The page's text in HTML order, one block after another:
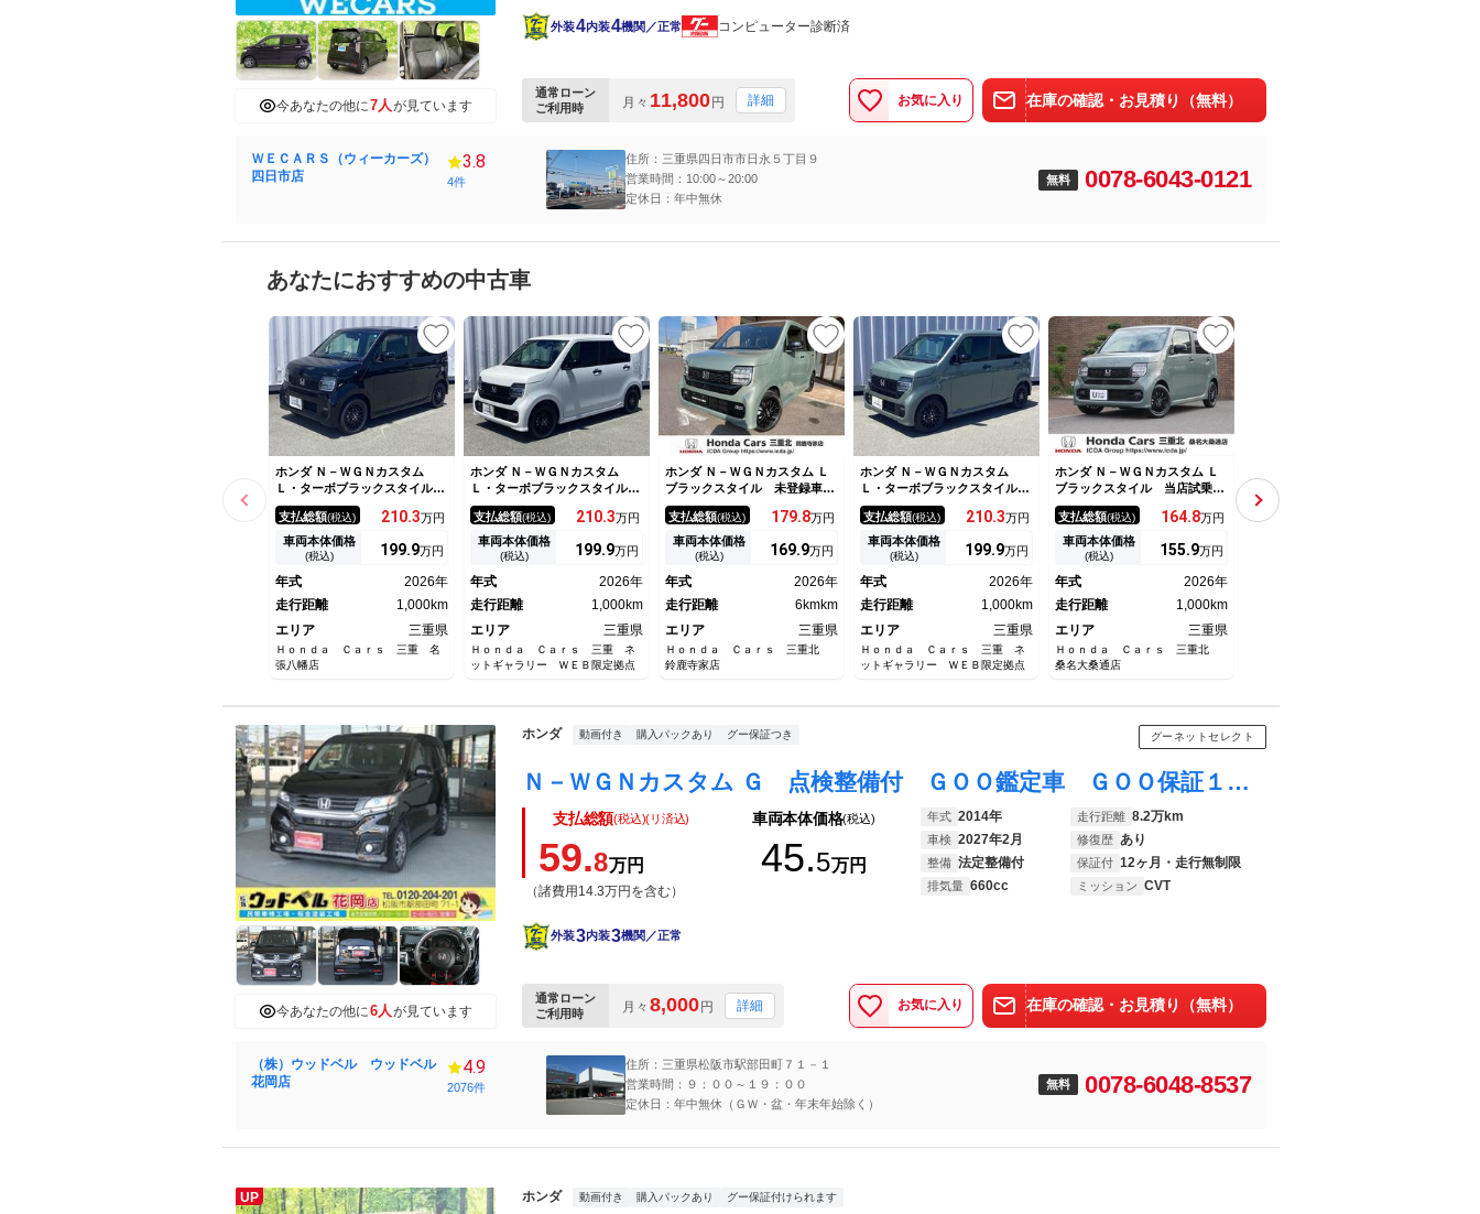
今あなたの他に7人が見ています
外装4内装4機関／正常 コンピューター診断済
通常ローン
ご利用時
月々 11,800円 詳細 お気に入り 在庫の確認・お見積り（無料）
ＷＥＣＡＲＳ（ウィーカーズ）
四日市店
3.8
4件
住所：三重県四日市市日永５丁目９
営業時間：10:00～20:00
定休日：年中無休
無料 0078-6043-0121
あなたにおすすめの中古車
ホンダ Ｎ－ＷＧＮカスタム
Ｌ・ターボブラックスタイル
当社 試乗車 ＬＥＤヘッドラ
イト シートヒーター バック
カメラ オートエアコン 衝突
軽減ブレーキ スマートキー
コントロール
支払総額(税込) 210.3万円
車両本体価格
(税込) 199.9万円
年式
2026年
走行距離
1,000km
エリア
三重県
Ｈｏｎｄａ Ｃａｒｓ 三重 名
張八幡店
ホンダ Ｎ－ＷＧＮカスタム
Ｌ・ターボブラックスタイル
当社 試乗車 ＬＥＤヘッドラ
イト シートヒーター バック
カメラ オートエアコン 衝突
軽減ブレーキ スマートキー
コントロール
支払総額(税込) 210.3万円
車両本体価格
(税込) 199.9万円
年式
2026年
走行距離
1,000km
エリア
三重県
Ｈｏｎｄａ Ｃａｒｓ 三重 ネ
ットギャラリー ＷＥＢ限定拠点
ホンダ Ｎ－ＷＧＮカスタム Ｌ
ブラックスタイル 未登録車
ＢＬＡＣＫ ＳＴＹＬＥ専用エ
クステリア １４インチ専用ア
ルミ 運転席、助手席シートヒ
ーター 電子パーキング ７イ
シング サイドエアバック 運
転席ハイトアジャスタ
支払総額(税込) 179.8万円
車両本体価格
(税込) 169.9万円
年式
2026年
走行距離
6kmkm
エリア
三重県
Ｈｏｎｄａ Ｃａｒｓ 三重北
鈴鹿寺家店
ホンダ Ｎ－ＷＧＮカスタム
Ｌ・ターボブラックスタイル
当社 試乗車 ＬＥＤヘッドラ
イト シートヒーター バック
カメラ オートエアコン 衝突
軽減ブレーキ スマートキー
コントロール
支払総額(税込) 210.3万円
車両本体価格
(税込) 199.9万円
年式
2026年
走行距離
1,000km
エリア
三重県
Ｈｏｎｄａ Ｃａｒｓ 三重 ネ
ットギャラリー ＷＥＢ限定拠点
ホンダ Ｎ－ＷＧＮカスタム Ｌ
ブラックスタイル 当店試乗
車 ディーラーオプション装着
車（８インチディスプレイオー
ディオ フロアマット）Ｂカメ
ラ ＬＥＤヘッドライト オー
シートヒーター ホンダセンシ
ング
支払総額(税込) 164.8万円
車両本体価格
(税込) 155.9万円
年式
2026年
走行距離
1,000km
エリア
三重県
Ｈｏｎｄａ Ｃａｒｓ 三重北
桑名大桑通店
Ｇ・ターボパッケージ ホンダ
純正ナビ フルセグＴＶ Ｂｌ
ｕｅｔｏｏｔｈ バックカメ
支払総額
今あなたの他に6人 が見ています
ホンダ 動画付き 購入パックあり グー保証つき グーネットセレクト
Ｎ－ＷＧＮカスタム Ｇ 点検整備付 ＧＯＯ鑑定車 ＧＯＯ保証１年付 スマートキー プッシュスタート カーナビ ドラレコ ＥＴＣ ＨＩＤヘッドライト フォグランプ 電動格納ミラー
支払総額(税込)(リ済込)
59.8万円
（諸費用14.3万円を含む）
車両本体価格(税込)
45.5万円
年式 2014年 走行距離 8.2万km
車検 2027年2月 修復歴 あり
整備 法定整備付 保証付 12ヶ月・走行無制限
排気量 660cc ミッション CVT
外装3内装3機関／正常
通常ローン
ご利用時
月々 8,000 円 詳細 お気に入り 在庫の確認・お見積り（無料）
（株）ウッドベル ウッドベル
花岡店
4.9
2076件
住所：三重県松阪市駅部田町７１－１
営業時間：９：００～１９：００
定休日：年中無休（ＧＷ・盆・年末年始除く）
無料 0078-6048-8537
UP ホンダ 動画付き 購入パックあり グー保証付けられます